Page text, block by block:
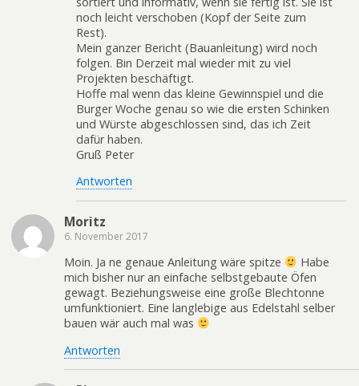
noch leicht verschoben (Kopf der Seite zum
Rest).
Mein ganzer Bericht (Bauanleitung) wird noch
folgen. Bin Derzeit mal wieder mit zu viel
Projekten beschäftigt.
Hoffe mal wenn das kleine Gewinnspiel und die
Burger Woche genau so wie die ersten Schinken
und Würste abgeschlossen sind, das ich Zeit
dafür haben.
Gruß Peter
Antworten
Moritz
6. November 2017
Moin. Ja ne genaue Anleitung wäre spitze
Habe
mich bisher nur an einfache selbstgebaute Öfen
gewagt. Beziehungsweise eine große Blechtonne
umfunktioniert. Eine langlebige aus Edelstahl selber
bauen wär auch mal was
Antworten